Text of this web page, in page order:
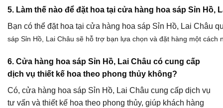
5. Làm thế nào để đặt hoa tại cửa hàng hoa sáp Sỉn Hồ,
Bạn có thể đặt hoa tại cửa hàng hoa sáp Sỉn Hồ, Lai Châu
sáp Sỉn Hồ, Lai Châu sẽ hỗ trợ bạn lựa chọn và đặt hàng một cách
6. Cửa hàng hoa sáp Sỉn Hồ, Lai Châu có cung cấp
dịch vụ thiết kế hoa theo phong thủy không?
Có, cửa hàng hoa sáp Sỉn Hồ, Lai Châu cung cấp dịch vụ
tư vấn và thiết kế hoa theo phong thủy, giúp khách hàng